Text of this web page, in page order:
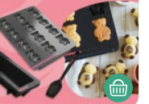
PANIER